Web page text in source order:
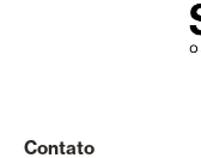
Contato